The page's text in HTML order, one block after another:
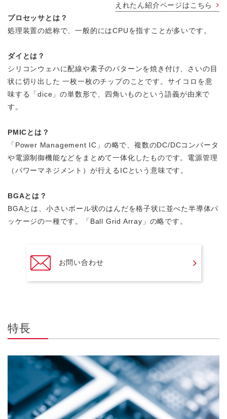
えれたん紹介ページはこちら
プロセッサとは？
処理装置の総称で、一般的にはCPUを指すことが多いです。
ダイとは？
シリコンウェハに配線や素子のパターンを焼き付け、さいの目
状に切り出した 一枚一枚のチップのことです。サイコロを意
味する「dice」の単数形で、四角いものという語義が由来で
す。
PMICとは？
「Power Management IC」の略で、複数のDC/DCコンバータ
や電源制御機能などをまとめて一体化したものです。電源管理
（パワーマネジメント）が行えるICという意味です。
BGAとは？
BGAとは、小さいボール状のはんだを格子状に並べた半導体パ
ッケージの一種です。「Ball Grid Array」の略です。
お問い合わせ
特長